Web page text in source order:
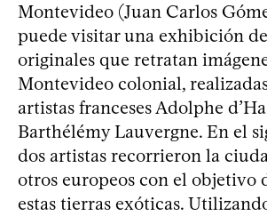
Montevideo (Juan Carlos
puede visitar una exhibición
originales que retratan
Montevideo colonial,
artistas franceses Adolphe
Barthélémy Lauvergne. En el
dos artistas recorrieron la
otros europeos con el objetivo
estas tierras exóticas.